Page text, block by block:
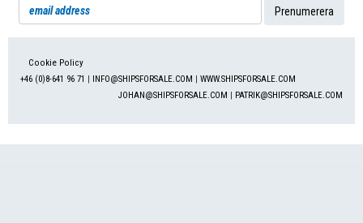
Cookie Policy
+46 (0)8-641 96 71
INFO@SHIPSFORSALE.COM
WWW.SHIPSFORSALE.COM
JOHAN@SHIPSFORSALE.COM
PATRIK@SHIPSFORSALE.COM